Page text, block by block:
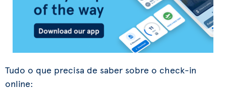
Tudo o que precisa de saber sobre o check-in
online: